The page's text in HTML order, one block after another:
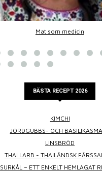
Mat som medicin
BÄSTA RECEPT 2026
KIMCHI
JORDGUBBS- OCH
LINSBRÖD
THAI LARB - THAILÄNDSK
SURKÅL – ETT ENKELT HEMLAGAT